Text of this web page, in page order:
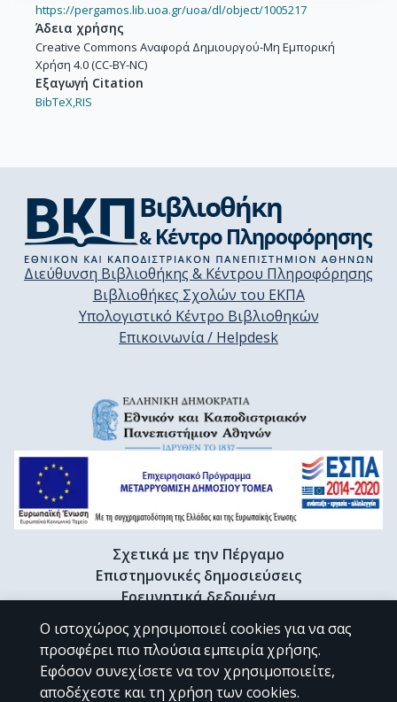
https://pergamos.lib.uoa.gr/uoa/dl/object/1005217
Άδεια χρήσης
Creative Commons Αναφορά Δημιουργού-Μη Εμπορική
Χρήση 4.0 (CC-BY-NC)
Εξαγωγή Citation
BibTeX,RIS
Διεύθυνση Βιβλιοθήκης & Κέντρου Πληροφόρησης
Βιβλιοθήκες Σχολών του ΕΚΠΑ
Υπολογιστικό Κέντρο Βιβλιοθηκών
Επικοινωνία / Helpdesk
Σχετικά με την Πέργαμο
Επιστημονικές δημοσιεύσεις
Ερευνητικά δεδομένα
Διδακτορικές διατριβές & Γκρίζα βιβλιογραφία
Προφίλ Ερευνητή
Ο ιστοχώρος χρησιμοποιεί cookies για να σας
προσφέρει πιο πλούσια εμπειρία χρήσης.
Εφόσον συνεχίσετε να τον χρησιμοποιείτε,
αποδέχεστε και τη χρήση των cookies.